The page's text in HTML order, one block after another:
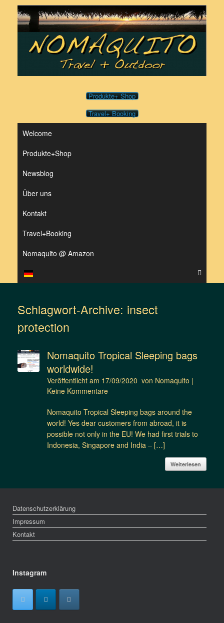
springen
Produkte+ Shop
Travel+ Booking
Welcome
Produkte+Shop
Newsblog
Über uns
Kontakt
Travel+Booking
Nomaquito @ Amazon
Schlagwort-Archive: insect
protection
Nomaquito Tropical Sleeping bags
worldwide!
Veröffentlicht am 17/09/2020 von Nomaquito |
Keine Kommentare
Nomaquito Tropical Sleeping bags around the
world! Yes dear customers from abroad, it is
possible not only in the EU! We had first trials to
Indonesia, Singapore and India – […]
Weiterlesen
Datenschutzerklärung
Impressum
Kontakt
Instagram